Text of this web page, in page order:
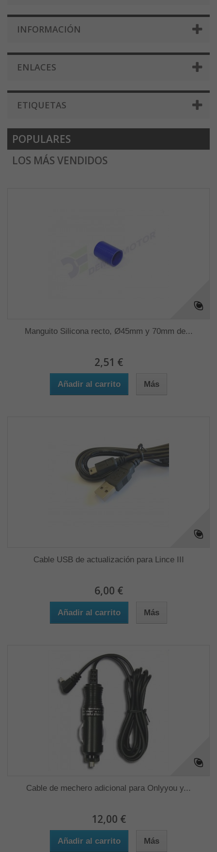
INFORMACIÓN
ENLACES
ETIQUETAS
POPULARES
LOS MÁS VENDIDOS
Manguito Silicona recto, Ø45mm y 70mm de...
2,51 €
Añadir al carrito Más
Cable USB de actualización para Lince III
6,00 €
Añadir al carrito Más
Cable de mechero adicional para Onlyyou y...
12,00 €
Añadir al carrito Más